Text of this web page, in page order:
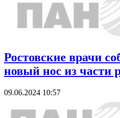
Ростовские врачи
новый нос из части
09.06.2024 10:57